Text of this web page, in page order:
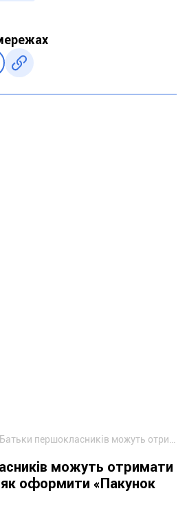
можуть отримати
як оформити «Пакунок